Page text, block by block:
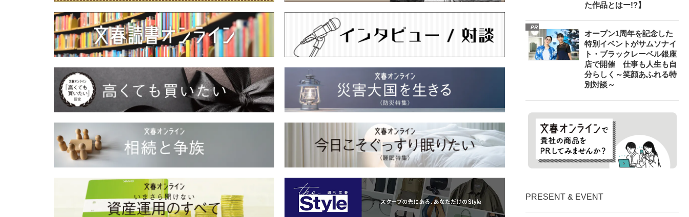
た作品とはー!?】
PR
オープン1周年を記念した
特別イベントがサムソナイ
ト・ブラックレーベル銀座
店で開催 仕事も人生も自
分らしく～笑顔あふれる特
別対談～
PRESENT & EVENT